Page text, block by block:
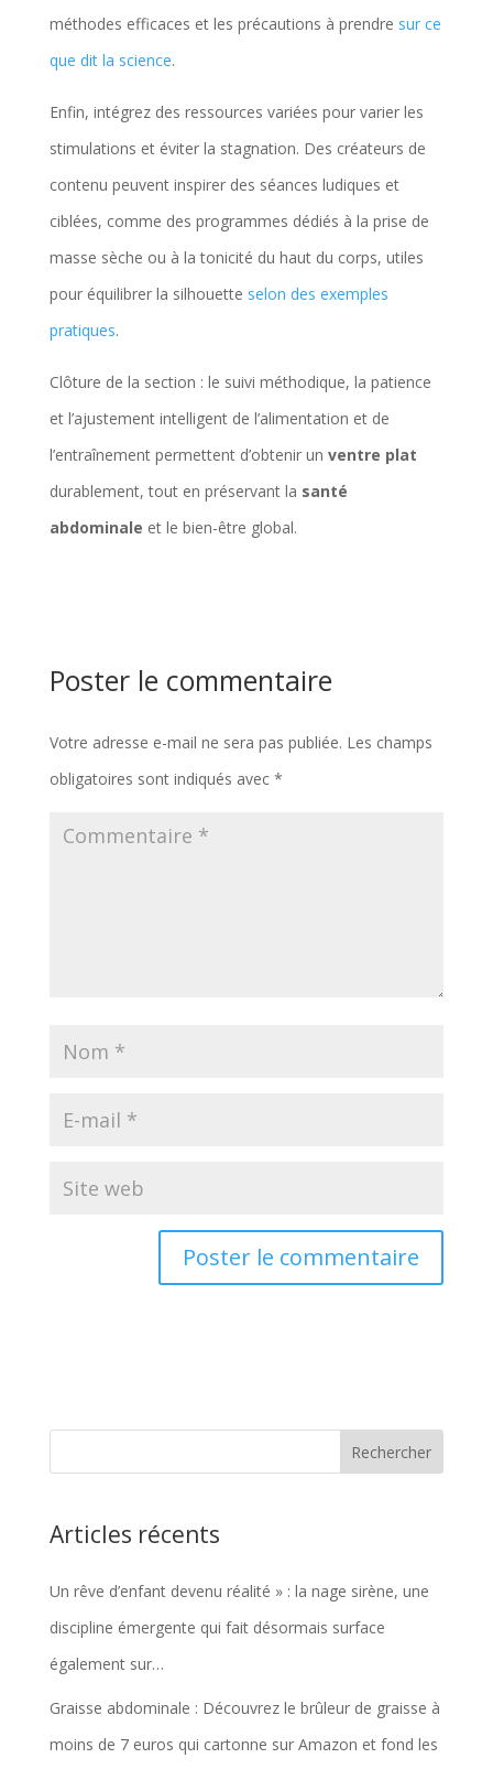
méthodes efficaces et les précautions à prendre sur ce
que dit la science.
Enfin, intégrez des ressources variées pour varier les
stimulations et éviter la stagnation. Des créateurs de
contenu peuvent inspirer des séances ludiques et
ciblées, comme des programmes dédiés à la prise de
masse sèche ou à la tonicité du haut du corps, utiles
pour équilibrer la silhouette selon des exemples
pratiques.
Clôture de la section : le suivi méthodique, la patience
et l’ajustement intelligent de l’alimentation et de
l’entraînement permettent d’obtenir un ventre plat
durablement, tout en préservant la santé
abdominale et le bien-être global.
Poster le commentaire
Votre adresse e-mail ne sera pas publiée. Les champs
obligatoires sont indiqués avec *
Articles récents
Un rêve d’enfant devenu réalité » : la nage sirène, une
discipline émergente qui fait désormais surface
également sur…
Graisse abdominale : Découvrez le brûleur de graisse à
moins de 7 euros qui cartonne sur Amazon et fond les